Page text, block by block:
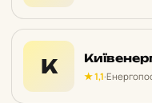
К ★ 1,1·